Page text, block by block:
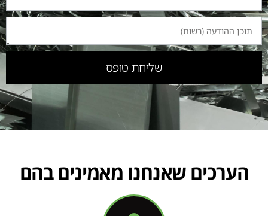
שליחת טופס
הערכים שאנחנו מאמינים בהם